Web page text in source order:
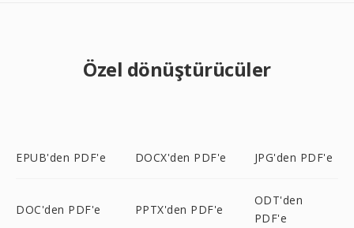
Özel dönüştürücüler
EPUB'den PDF'e DOCX'den PDF'e JPG'den PDF'e
DOC'den PDF'e PPTX'den PDF'e
ODT'den
PDF'e